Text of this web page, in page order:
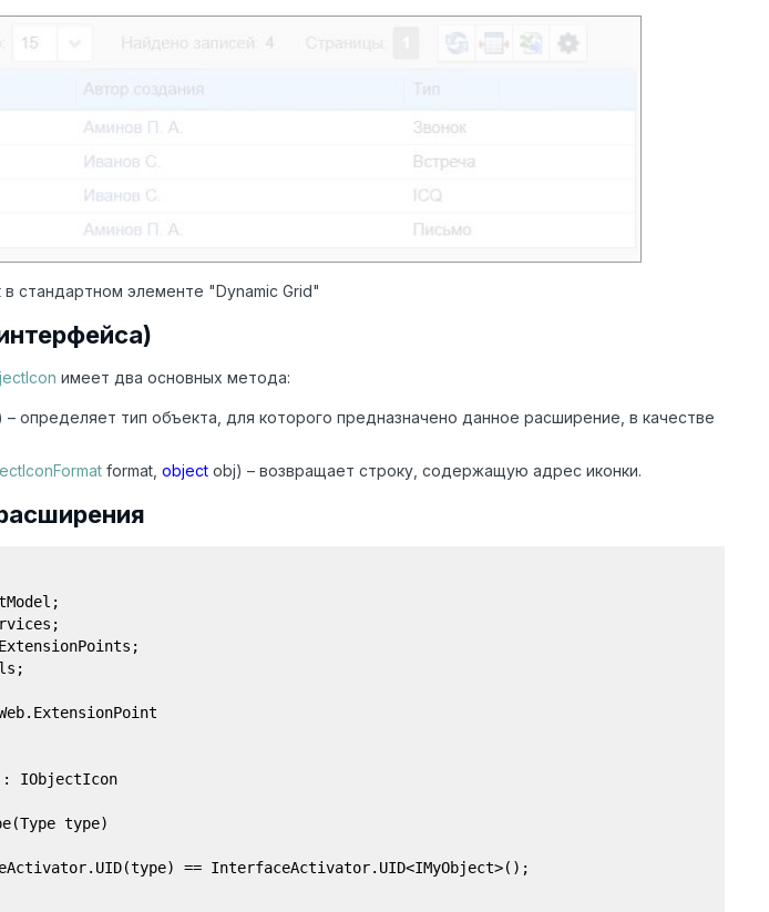
стандартном элементе "Dynamic Grid"
имеет два основных метода:
– определяет тип объекта, для которого предназначено данное расширение, в качестве
format, object obj) – возвращает строку, содержащую адрес иконки.
: IObjectIcon
type)
== InterfaceActivator.UID<IMyObject>();